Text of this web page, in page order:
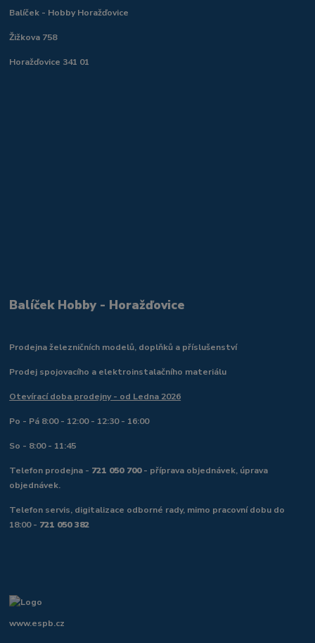
Balíček - Hobby Horažďovice
Žižkova 758
Horažďovice 341 01
Balíček Hobby - Horažďovice
Prodejna železničních modelů, doplňků a příslušenství
Prodej spojovacího a elektroinstalačního materiálu
Otevírací doba prodejny - od Ledna 2026
Po - Pá 8:00 - 12:00 - 12:30 - 16:00
So - 8:00 - 11:45
Telefon prodejna - 721 050 700- příprava objednávek, úprava
objednávek.
Telefon servis, digitalizace odborné rady, mimo pracovní dobu do
18:00 - 721 050 382
www.espb.cz